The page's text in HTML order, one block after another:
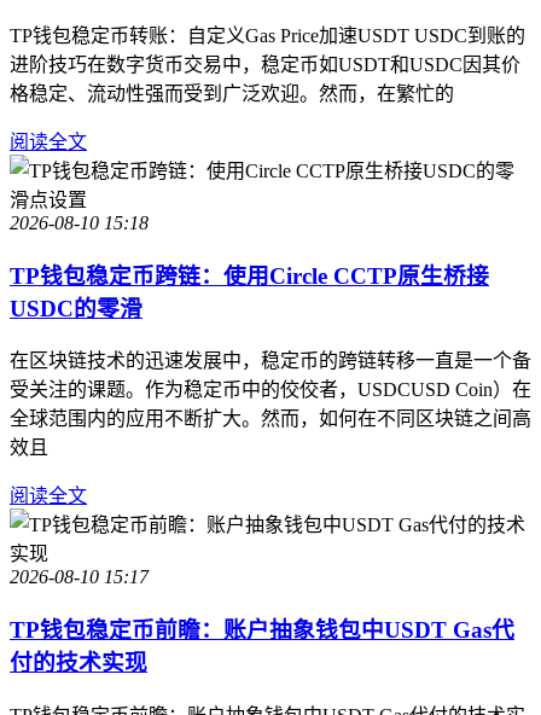
TP钱包稳定币转账：自定义Gas Price加速USDT USDC到账的
进阶技巧在数字货币交易中，稳定币如USDT和USDC因其价
格稳定、流动性强而受到广泛欢迎。然而，在繁忙的
阅读全文
2026-08-10 15:18
TP钱包稳定币跨链：使用Circle CCTP原生桥接
USDC的零滑
在区块链技术的迅速发展中，稳定币的跨链转移一直是一个备
受关注的课题。作为稳定币中的佼佼者，USDCUSD Coin）在
全球范围内的应用不断扩大。然而，如何在不同区块链之间高
效且
阅读全文
2026-08-10 15:17
TP钱包稳定币前瞻：账户抽象钱包中USDT Gas代
付的技术实现